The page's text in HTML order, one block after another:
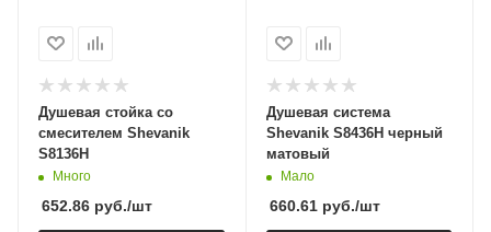
Душевая стойка со
смесителем Shevanik
S8136H
Много
652.86 руб./шт
Душевая система
Shevanik S8436H черный
матовый
Мало
660.61руб./шт